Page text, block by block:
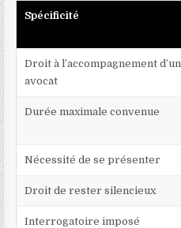
Spécificité
Droit à l’accompagnement d’un
avocat
Durée maximale convenue
Nécessité de se présenter
Droit de rester silencieux
Interrogatoire imposé